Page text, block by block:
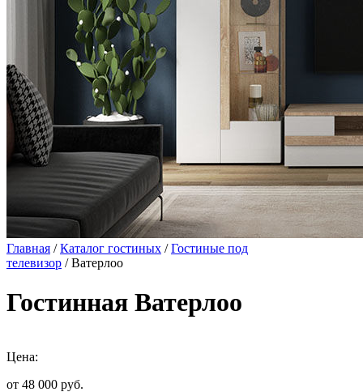
Главная /Каталог гостиных /Гостиные под
телевизор / Ватерлоо
Гостинная Ватерлоо
Цена:
от 48 000 руб.